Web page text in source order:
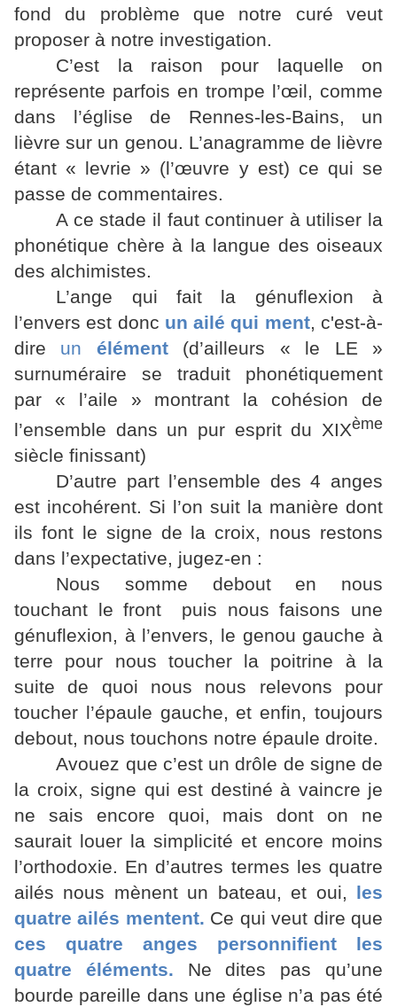
fond du problème que notre curé veut
proposer à notre investigation.
C’est la raison pour laquelle on
représente parfois en trompe l’œil, comme
dans l’église de Rennes-les-Bains, un
lièvre sur un genou. L’anagramme de lièvre
étant « levrie » (l’œuvre y est) ce qui se
passe de commentaires.
A ce stade il faut continuer à utiliser la
phonétique chère à la langue des oiseaux
des alchimistes.
L’ange qui fait la génuflexion à
l’envers est donc un ailé qui ment, c'est-à-
dire un élément(d’ailleurs « le LE »
surnuméraire se traduit phonétiquement
par « l’aile » montrant la cohésion de
l’ensemble dans un pur esprit du XIXème
siècle finissant)
D’autre part l’ensemble des 4 anges
est incohérent. Si l’on suit la manière dont
ils font le signe de la croix, nous restons
dans l’expectative, jugez-en :
Nous somme debout en nous
touchant le front puis nous faisons une
génuflexion, à l’envers, le genou gauche à
terre pour nous toucher la poitrine à la
suite de quoi nous nous relevons pour
toucher l’épaule gauche, et enfin, toujours
debout, nous touchons notre épaule droite.
Avouez que c’est un drôle de signe de
la croix, signe qui est destiné à vaincre je
ne sais encore quoi, mais dont on ne
saurait louer la simplicité et encore moins
l’orthodoxie. En d’autres termes les quatre
ailés nous mènent un bateau, et oui, les
quatre ailés mentent. Ce qui veut dire que
ces quatre anges personnifient les
quatre éléments. Ne dites pas qu’une
bourde pareille dans une église n’a pas été